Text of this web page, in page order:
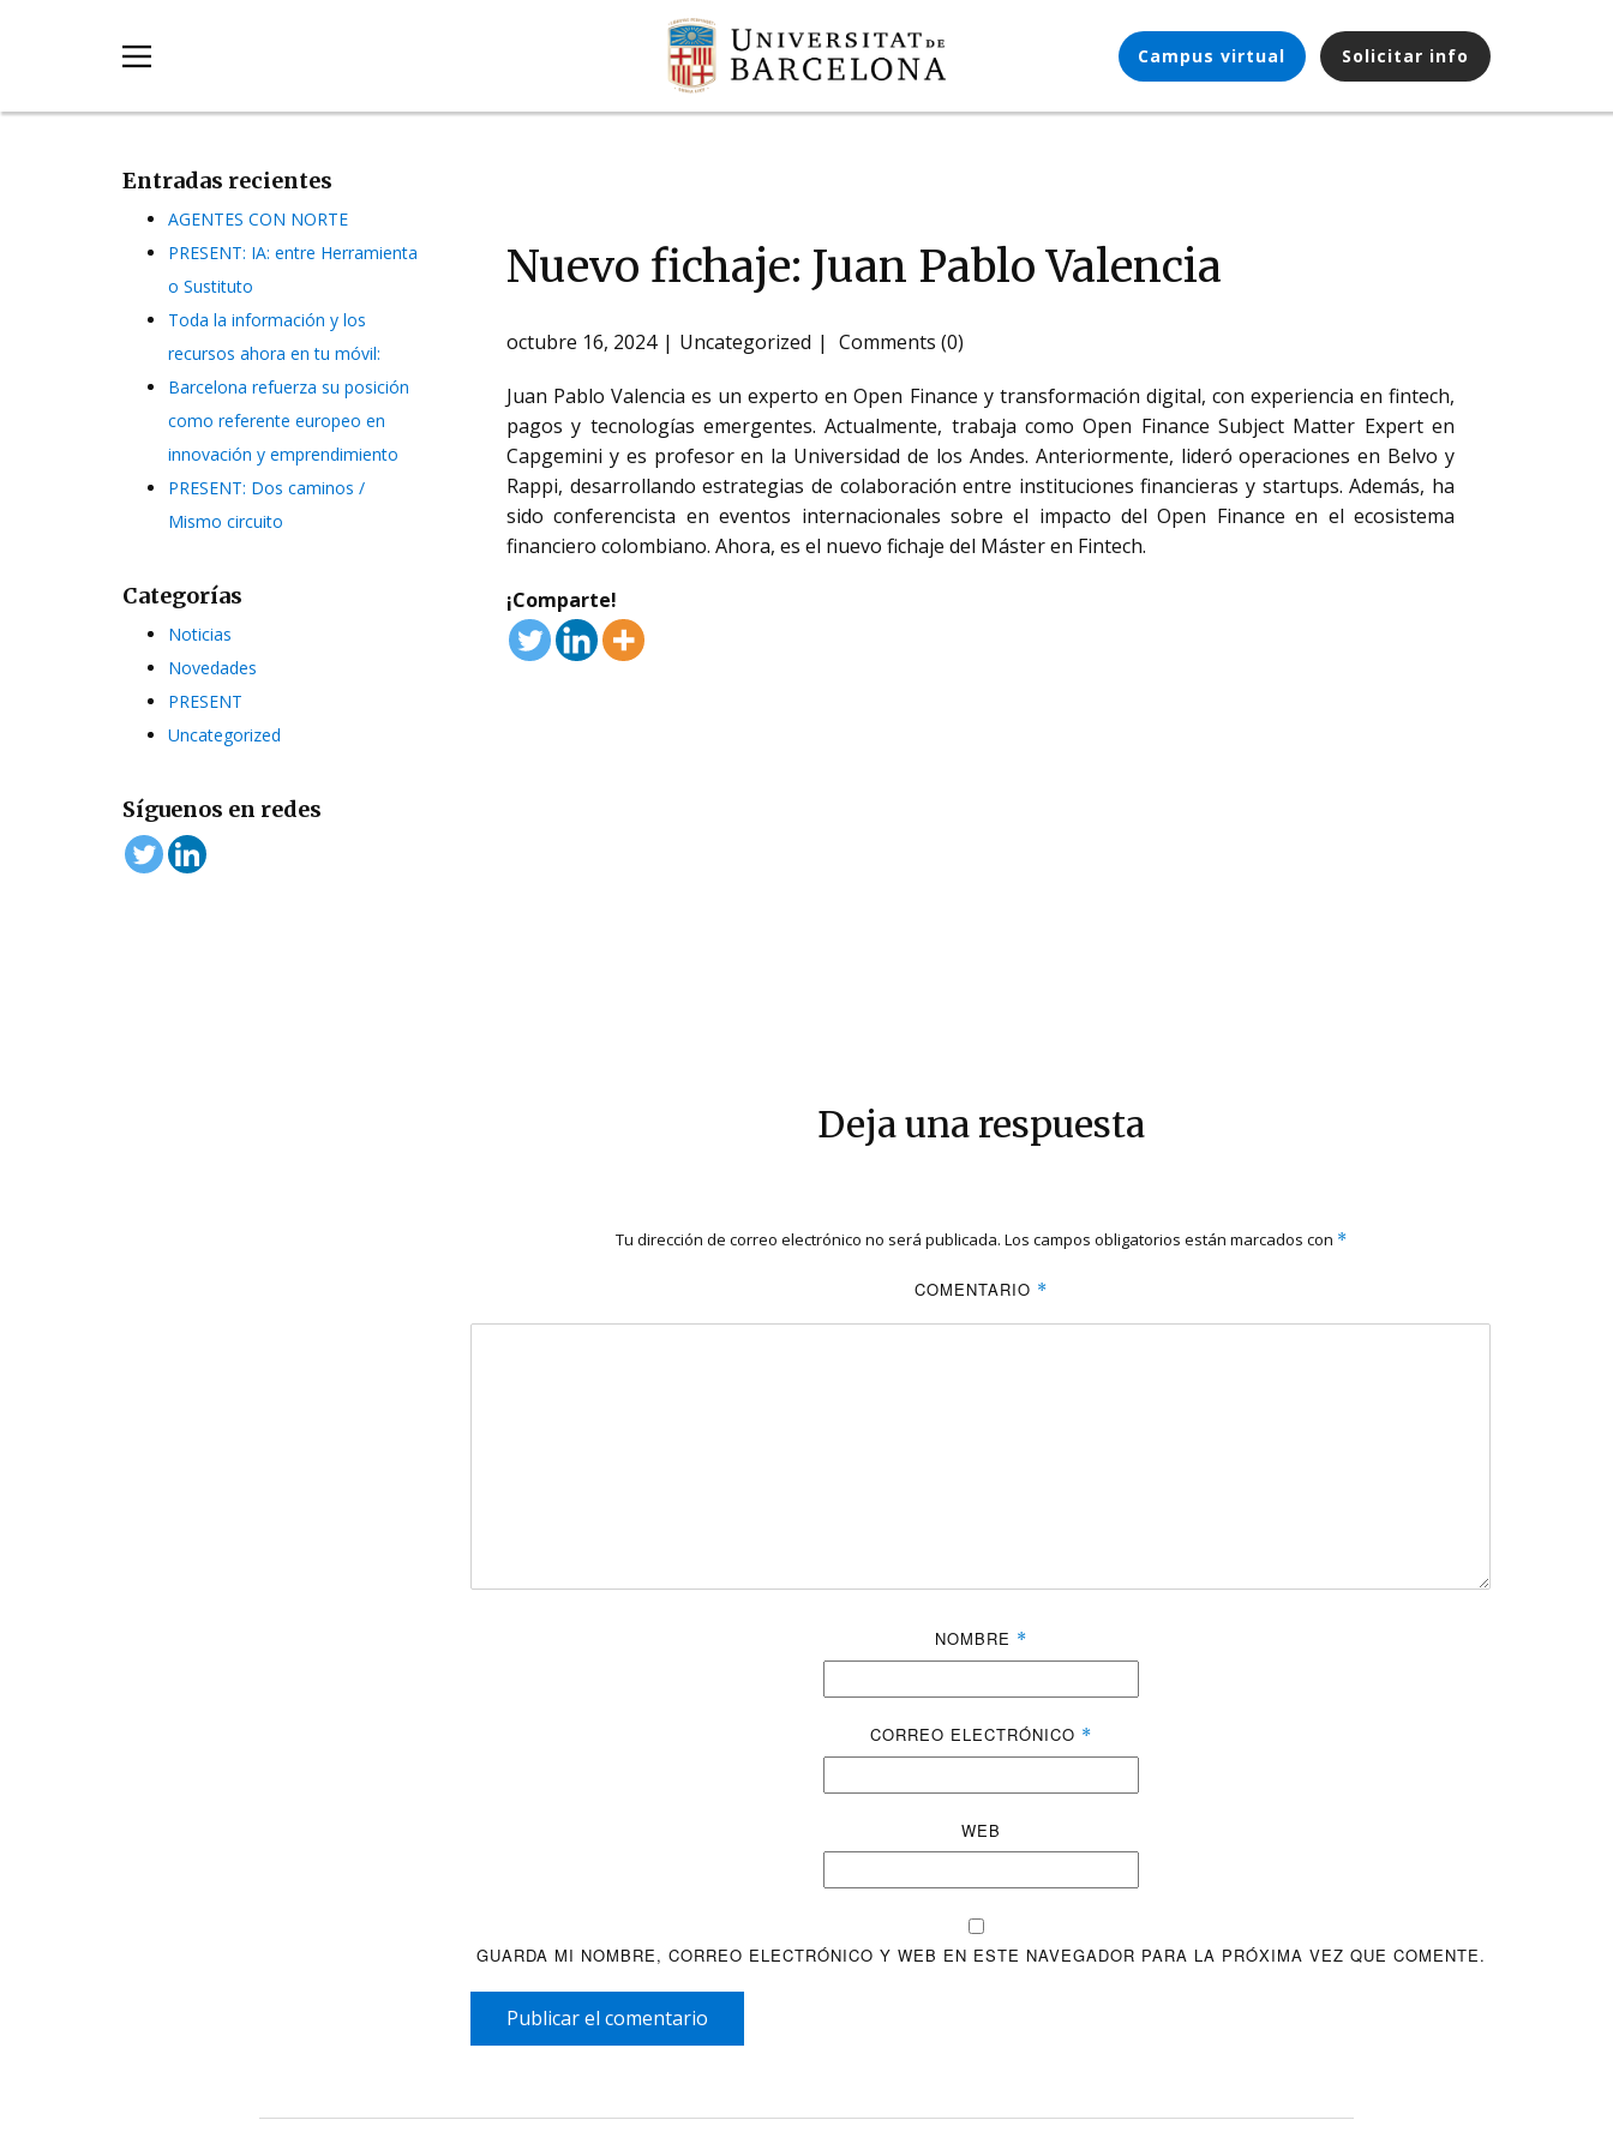
Solicitar info
Campus virtual
Entradas recientes
AGENTES CON NORTE
PRESENT: IA: entre Herramienta
o Sustituto
Toda la información y los
recursos ahora en tu móvil:
Barcelona refuerza su posición
como referente europeo en
innovación y emprendimiento
PRESENT: Dos caminos /
Mismo circuito
Categorías
Noticias
Novedades
PRESENT
Uncategorized
Síguenos en redes
Nuevo fichaje: Juan Pablo Valencia
octubre 16, 2024 Uncategorized Comments (0)
Juan Pablo Valencia es un experto en Open Finance y transformación digital, con experiencia en fintech,
pagos y tecnologías emergentes. Actualmente, trabaja como Open Finance Subject Matter Expert en
Capgemini y es profesor en la Universidad de los Andes. Anteriormente, lideró operaciones en Belvo y
Rappi, desarrollando estrategias de colaboración entre instituciones financieras y startups. Además, ha
sido conferencista en eventos internacionales sobre el impacto del Open Finance en el ecosistema
financiero colombiano. Ahora, es el nuevo fichaje del Máster en Fintech.
¡Comparte!
Deja una respuesta
Tu dirección de correo electrónico no será publicada. Los campos obligatorios están marcados con *
COMENTARIO *
NOMBRE *
CORREO ELECTRÓNICO *
WEB
GUARDA MI NOMBRE, CORREO ELECTRÓNICO Y WEB EN ESTE NAVEGADOR PARA LA PRÓXIMA VEZ QUE COMENTE.
Publicar el comentario